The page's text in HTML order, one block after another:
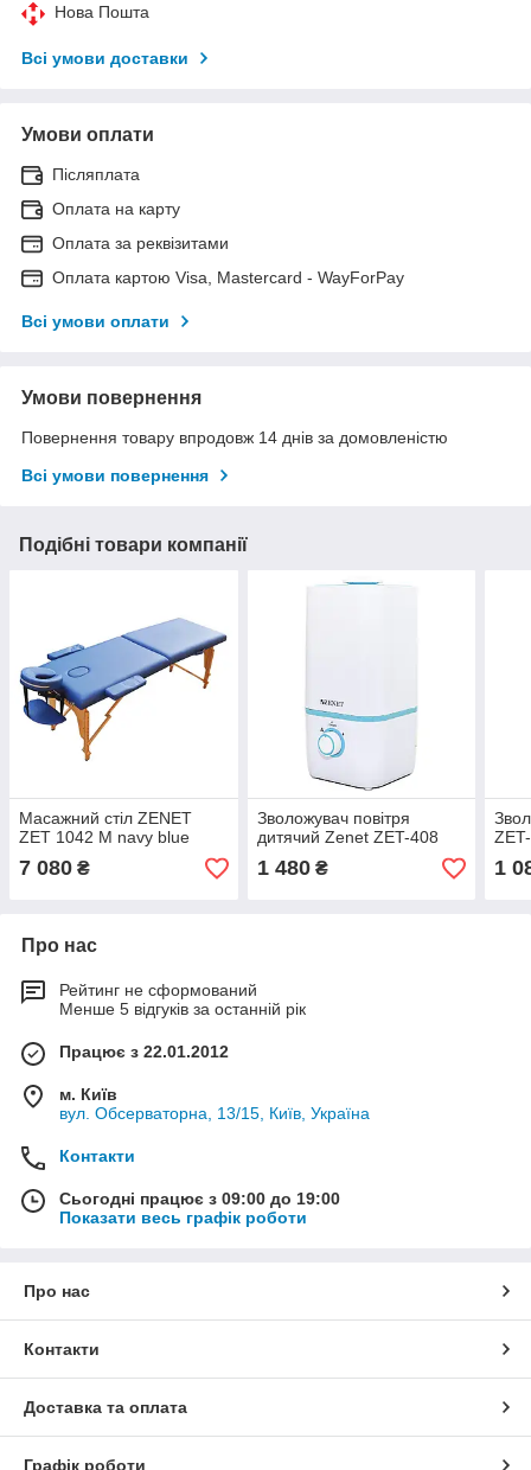
Нова Пошта
Всі умови доставки
Умови оплати
Післяплата
Оплата на карту
Оплата за реквізитами
Оплата картою Visa, Mastercard - WayForPay
Всі умови оплати
Умови повернення
Повернення товару впродовж 14 днів за домовленістю
Всі умови повернення
Подібні товари компанії
Масажний стіл ZENET
ZET 1042 M navy blue
7 080 ₴
Зволожувач повітря
дитячий Zenet ZET-408
1 480₴ 1
Про нас
Рейтинг не сформований
Менше 5 відгуків за останній рік
Працює з 22.01.2012
м. Київ
вул. Обсерваторна, 13/15, Київ, Україна
Контакти
Сьогодні працює з 09:00 до 19:00
Показати весь графік роботи
Про нас
Контакти
Доставка та оплата
Графік роботи